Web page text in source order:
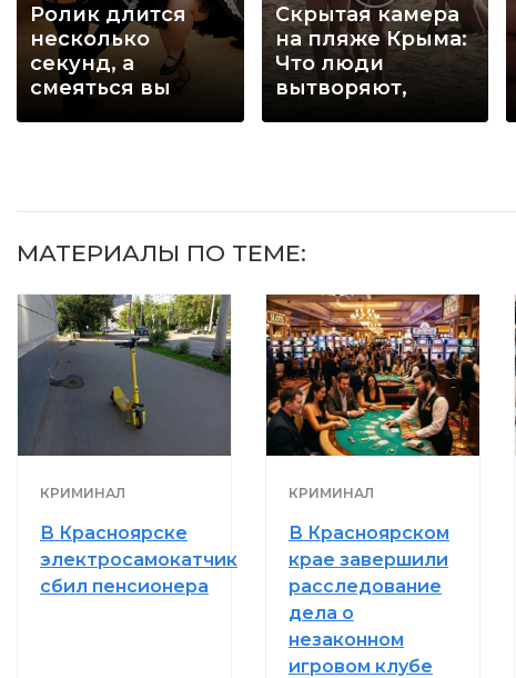
Ролик длится
несколько
секунд, а
смеяться вы
Скрытая камера
на пляже Крыма:
Что люди
вытворяют,
МАТЕРИАЛЫ ПО ТЕМЕ:
КРИМИНАЛ
В Красноярске
электросамокатчик
сбил пенсионера
КРИМИНАЛ
В Красноярском
крае завершили
расследование
дела о
незаконном
игровом клубе